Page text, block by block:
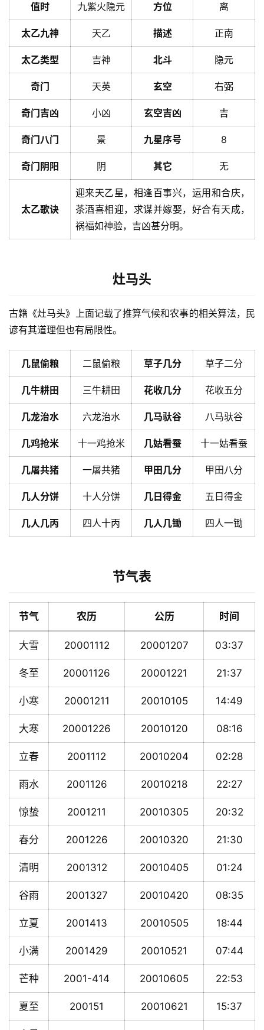
值时 九紫火隐元 方位 离
太乙九神 天乙 描述 正南
太乙类型 吉神 北斗 隐元
奇门 天英 玄空 右弼
奇门吉凶 小凶 玄空吉凶 吉
奇门八门 景 九星序号 8
奇门阴阳 阴 其它 无
太乙歌诀
迎来天乙星，相逢百事兴，运用和合庆，
茶酒喜相迎，求谋并嫁娶，好合有天成，
祸福如神验，吉凶甚分明。
灶马头
古籍《灶马头》上面记载了推算气候和农事的相关算法，民
谚有其道理但也有局限性。
几鼠偷粮 二鼠偷粮 草子几分 草子二分
几牛耕田 三牛耕田 花收几分 花收五分
几龙治水 六龙治水 几马驮谷 八马驮谷
几鸡抢米 十一鸡抢米 几姑看蚕 十一姑看蚕
几屠共猪 一屠共猪 甲田几分 甲田八分
几人分饼 十人分饼 几日得金 五日得金
几人几丙 四人十丙 几人几锄 四人一锄
节气表
节气 农历 公历 时间
大雪 20001112 20001207 03:37
冬至 20001126 20001221 21:37
小寒 20001211 20010105 14:49
大寒 20001226 20010120 08:16
立春 2001112 20010204 02:28
雨水 2001126 20010218 22:27
惊蛰 2001211 20010305 20:32
春分 2001226 20010320 21:30
清明 2001312 20010405 01:24
谷雨 2001327 20010420 08:35
立夏 2001413 20010505 18:44
小满 2001429 20010521 07:44
芒种 2001-414 20010605 22:53
夏至 200151 20010621 15:37